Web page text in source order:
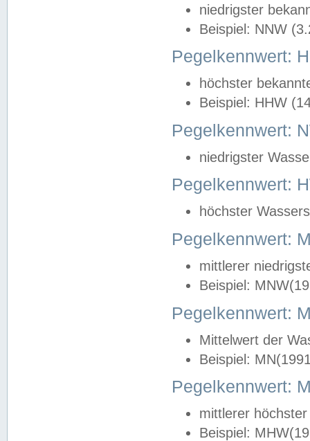
niedrigster
Beispiel: NNW
Pegelkennwert:
höchster
Beispiel: HHW
Pegelkennwert:
niedrigster
Pegelkennwert:
höchster
Pegelkennwert:
mittlerer
Beispiel:
Pegelkennwert:
Mittelwert der
Beispiel:
Pegelkennwert:
mittlerer
Beispiel: